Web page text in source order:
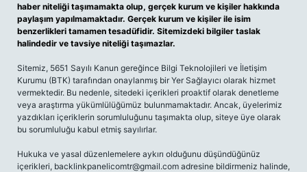
haber niteliği taşımamakta olup, gerçek kurum ve kişiler hakkında
paylaşım yapılmamaktadır. Gerçek kurum ve kişiler ile isim
benzerlikleri tamamen tesadüfidir. Sitemizdeki bilgiler taslak
halindedir ve tavsiye niteliği taşımazlar.
Sitemiz, 5651 Sayılı Kanun gereğince Bilgi Teknolojileri ve İletişim
Kurumu (BTK) tarafından onaylanmış bir Yer Sağlayıcı olarak hizmet
vermektedir. Bu nedenle, sitedeki içerikleri proaktif olarak denetleme
veya araştırma yükümlülüğümüz bulunmamaktadır. Ancak, üyelerimiz
yazdıkları içeriklerin sorumluluğunu taşımakta olup, siteye üye olarak
bu sorumluluğu kabul etmiş sayılırlar.
Hukuka ve yasal düzenlemelere aykırı olduğunu düşündüğünüz
içerikleri, backlinkpanelicomtr@gmail.com adresine bildirmeniz halinde,